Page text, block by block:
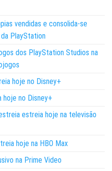
vendidas e consolida-se
PlayStation
dos PlayStation Studios na
hoje no Disney+
no Disney+
estreia hoje na televisão
hoje na HBO Max
na Prime Video